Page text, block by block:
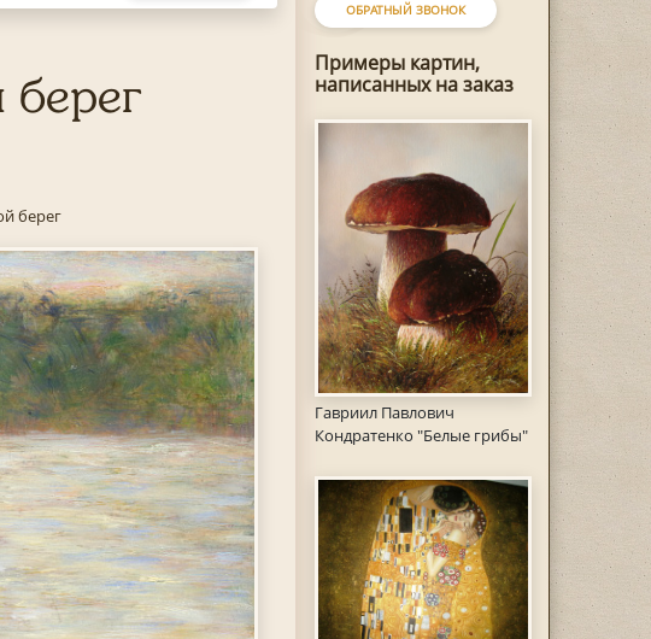
ОБРАТНЫЙ ЗВОНОК
Примеры картин,
написанных на заказ
Гавриил Павлович
Кондратенко "Белые грибы"
берег